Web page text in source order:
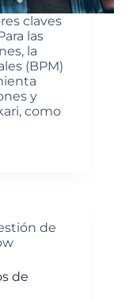
claves
las
la
(BPM)
y
como
de
de